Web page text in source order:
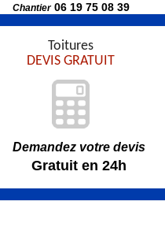
Chantier06 19 75 08 39
Toitures
DEVIS GRATUIT
Demandez votre devis
Gratuit en 24h